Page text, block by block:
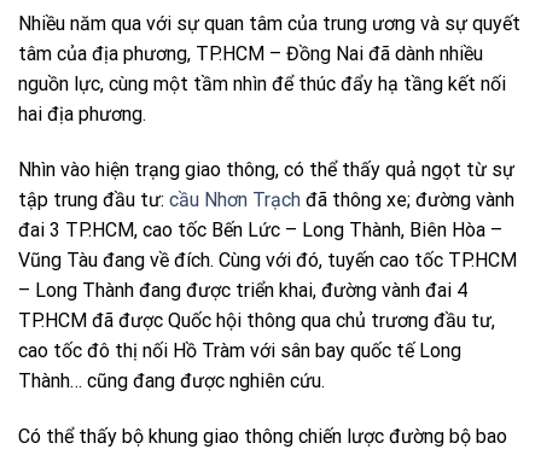
Nhiều năm qua với sự quan tâm của trung ương và sự quyết
tâm của địa phương, TP.HCM – Đồng Nai đã dành nhiều
nguồn lực, cùng một tầm nhìn để thúc đẩy hạ tầng kết nối
hai địa phương.
Nhìn vào hiện trạng giao thông, có thể thấy quả ngọt từ sự
tập trung đầu tư: cầu Nhơn Trạch đã thông xe; đường vành
đai 3 TP.HCM, cao tốc Bến Lức – Long Thành, Biên Hòa –
Vũng Tàu đang về đích. Cùng với đó, tuyến cao tốc TP.HCM
– Long Thành đang được triển khai, đường vành đai 4
TP.HCM đã được Quốc hội thông qua chủ trương đầu tư,
cao tốc đô thị nối Hồ Tràm với sân bay quốc tế Long
Thành… cũng đang được nghiên cứu.
Có thể thấy bộ khung giao thông chiến lược đường bộ bao